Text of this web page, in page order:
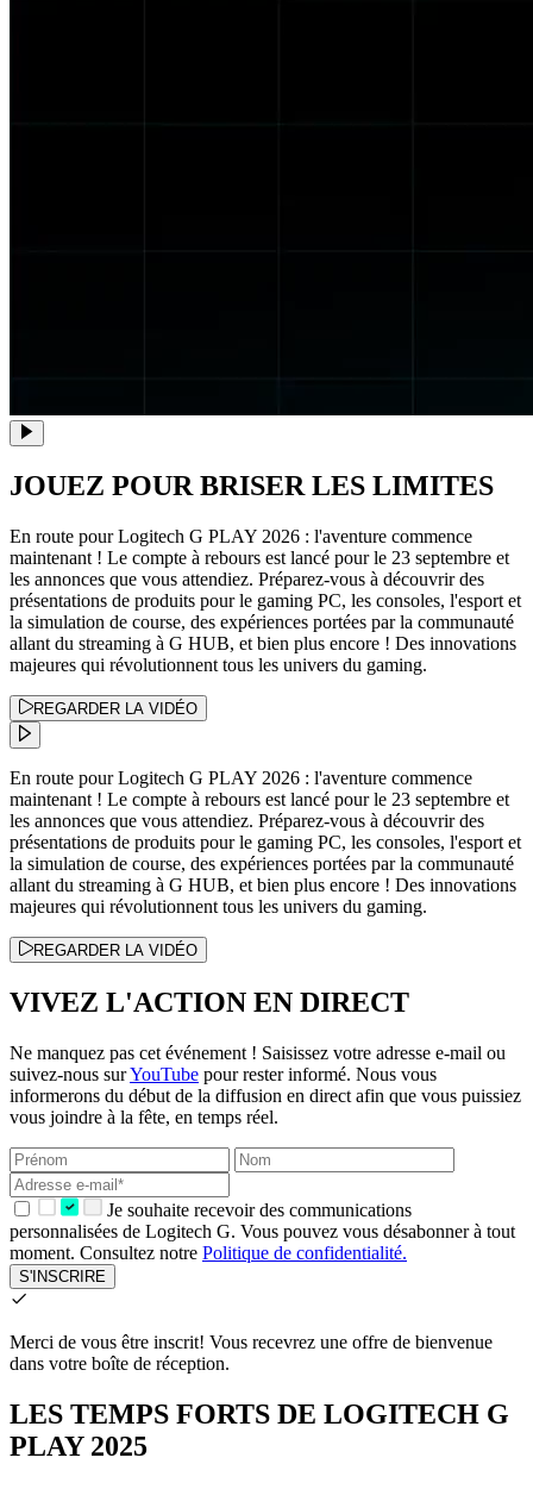
JOUEZ POUR BRISER LES LIMITES
En route pour Logitech G PLAY 2026 : l'aventure commence
maintenant ! Le compte à rebours est lancé pour le 23 septembre et
les annonces que vous attendiez. Préparez-vous à découvrir des
présentations de produits pour le gaming PC, les consoles, l'esport et
la simulation de course, des expériences portées par la communauté
allant du streaming à G HUB, et bien plus encore ! Des innovations
majeures qui révolutionnent tous les univers du gaming.
REGARDER LA VIDÉO
En route pour Logitech G PLAY 2026 : l'aventure commence
maintenant ! Le compte à rebours est lancé pour le 23 septembre et
les annonces que vous attendiez. Préparez-vous à découvrir des
présentations de produits pour le gaming PC, les consoles, l'esport et
la simulation de course, des expériences portées par la communauté
allant du streaming à G HUB, et bien plus encore ! Des innovations
majeures qui révolutionnent tous les univers du gaming.
REGARDER LA VIDÉO
VIVEZ L'ACTION EN DIRECT
Ne manquez pas cet événement ! Saisissez votre adresse e-mail ou
suivez-nous surYouTube pour rester informé. Nous vous
informerons du début de la diffusion en direct afin que vous puissiez
vous joindre à la fête, en temps réel.
Je souhaite recevoir des communications
personnalisées de Logitech G. Vous pouvez vous désabonner à tout
moment. Consultez notre Politique de confidentialité.
S'INSCRIRE
Merci de vous être inscrit! Vous recevrez une offre de bienvenue
dans votre boîte de réception.
LES TEMPS FORTS DE LOGITECH G
PLAY 2025